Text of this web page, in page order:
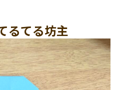
るてる坊主